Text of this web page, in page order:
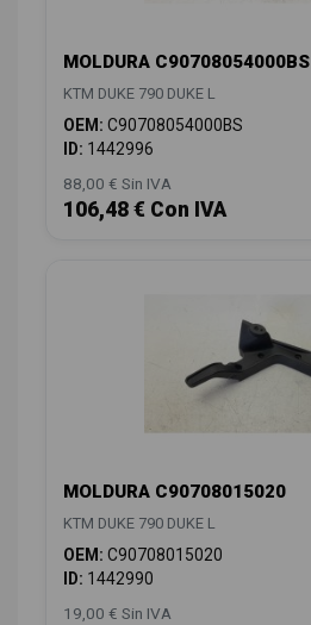
MOLDURA C90708054000BS
KTM DUKE 790 DUKE L
OEM: C90708054000BS
ID: 1442996
88,00 € Sin IVA
106,48 € Con IVA
MOLDURA C90708015020
KTM DUKE 790 DUKE L
OEM: C90708015020
ID: 1442990
19,00 € Sin IVA